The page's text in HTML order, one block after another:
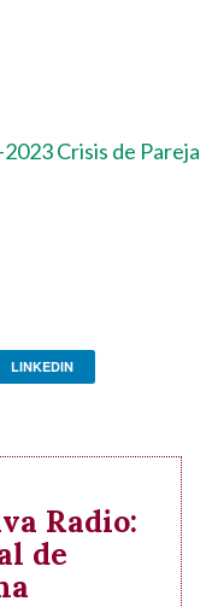
Crisis de Pareja
LINKEDIN
Radio:
de